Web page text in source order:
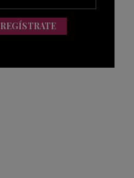
REGÍSTRATE